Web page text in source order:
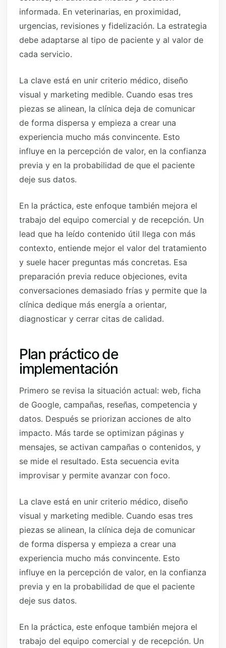
informada. En veterinarias, en proximidad,
urgencias, revisiones y fidelización. La estrategia
debe adaptarse al tipo de paciente y al valor de
cada servicio.
La clave está en unir criterio médico, diseño
visual y marketing medible. Cuando esas tres
piezas se alinean, la clínica deja de comunicar
de forma dispersa y empieza a crear una
experiencia mucho más convincente. Esto
influye en la percepción de valor, en la confianza
previa y en la probabilidad de que el paciente
deje sus datos.
En la práctica, este enfoque también mejora el
trabajo del equipo comercial y de recepción. Un
lead que ha leído contenido útil llega con más
contexto, entiende mejor el valor del tratamiento
y suele hacer preguntas más concretas. Esa
preparación previa reduce objeciones, evita
conversaciones demasiado frías y permite que la
clínica dedique más energía a orientar,
diagnosticar y cerrar citas de calidad.
Plan práctico de
implementación
Primero se revisa la situación actual: web, ficha
de Google, campañas, reseñas, competencia y
datos. Después se priorizan acciones de alto
impacto. Más tarde se optimizan páginas y
mensajes, se activan campañas o contenidos, y
se mide el resultado. Esta secuencia evita
improvisar y permite avanzar con foco.
La clave está en unir criterio médico, diseño
visual y marketing medible. Cuando esas tres
piezas se alinean, la clínica deja de comunicar
de forma dispersa y empieza a crear una
experiencia mucho más convincente. Esto
influye en la percepción de valor, en la confianza
previa y en la probabilidad de que el paciente
deje sus datos.
En la práctica, este enfoque también mejora el
trabajo del equipo comercial y de recepción. Un